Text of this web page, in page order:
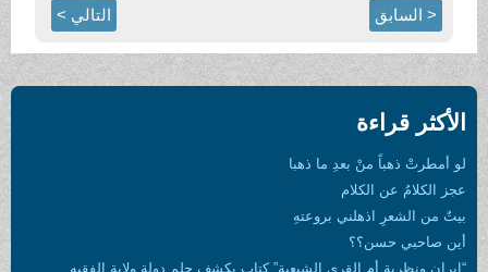
< السابق التالي >
الأكثر قراءة
لو أمطرتْ ذهباً منْ بعدِ ما ذهبا
عجز الكلامُ عن الكلام
بيتٌ من الشعرِ اذهلني بروعتهِ
أين صاحبي حسن؟؟
“إيران ونظرية أم القرى الشيعية” كتاب يكشف حلم دولة ولاية الفقيه